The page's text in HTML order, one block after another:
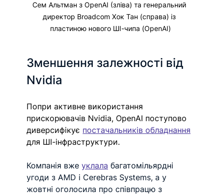
Сем Альтман з OpenAI (зліва) та генеральний
директор Broadcom Хок Тан (справа) із
пластиною нового ШІ-чипа (OpenAI)
Зменшення залежності від
Nvidia
Попри активне використання
прискорювачів Nvidia, OpenAI поступово
диверсифікує постачальників обладнання
для ШІ-інфраструктури.
Компанія вже уклала багатомільярдні
угоди з AMD і Cerebras Systems, а у
жовтні оголосила про співпрацю з